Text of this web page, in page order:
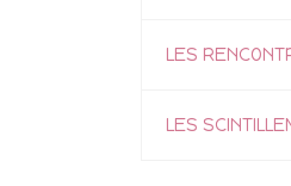
LES
LES